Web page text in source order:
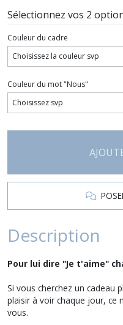
Sélectionnez vos 2
Couleur du cadre
Couleur du mot "Nous"
Description
Pour lui dire "Je t'aime"
Si vous cherchez un cadeau
plaisir à voir chaque jour,
vous.